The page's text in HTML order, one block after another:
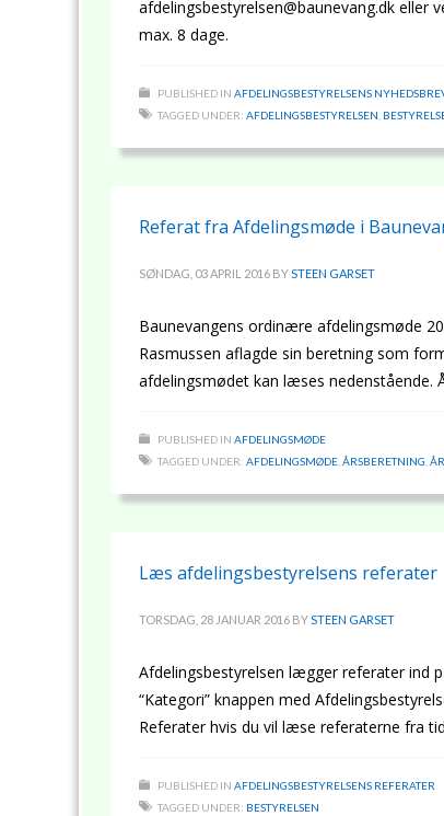
afdelingsbestyrelsen@baunevang.dk eller
max. 8 dage.
PUBLISHED IN AFDELINGSBESTYRELSENS
TAGGED UNDER: AFDELINGSBESTYRELSEN
Referat fra Afdelingsmøde i
SØNDAG, 03 APRIL 2016 BYSTEEN GARSET
Baunevangens ordinære afdelingsmøde
Rasmussen aflagde sin beretning som
afdelingsmødet kan læses
PUBLISHED IN AFDELINGSMØDE
TAGGED UNDER: AFDELINGSMØDE ÅRSBERETNING
Læs afdelingsbestyrelsens referater
TORSDAG, 28 JANUAR 2016 BYSTEEN GARSET
Afdelingsbestyrelsen lægger referater ind
“Kategori” knappen med
Referater hvis du vil læse referaterne fra
PUBLISHED IN AFDELINGSBESTYRELSENS REFERATER
TAGGED UNDER: BESTYRELSEN